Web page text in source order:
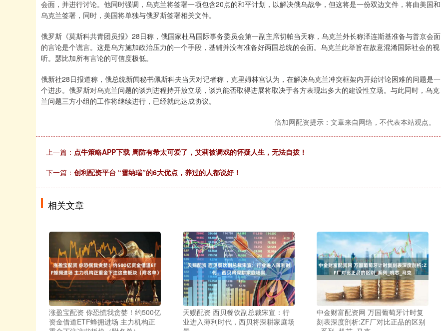
会面，并进行讨论。他同时强调，乌克兰将签署一项包含20点的和平计划，以解决俄乌战争，但这将是一份双边文件，将由美国和
乌克兰签署，同时，美国将单独与俄罗斯签署相关文件。
俄罗斯《莫斯科共青团员报》28日称，俄国家杜马国际事务委员会第一副主席切帕当天称，乌克兰外长称泽连斯基准备与普京会面
的言论是个谎言。这是乌方施加政治压力的一个手段，基辅并没有准备好两国总统的会面。乌克兰此举旨在故意混淆国际社会的视
听。瑟比加所有言论的可信度极低。
俄新社28日报道称，俄总统新闻秘书佩斯科夫当天对记者称，克里姆林宫认为，在解决乌克兰冲突框架内开始讨论困难的问题是一
个进步。俄罗斯对乌克兰问题的谈判进程持开放立场，谈判能否取得进展将取决于各方表现出多大的建设性立场。与此同时，乌克
兰问题三方小组的工作将继续进行，已经就此达成协议。
倍加网配资提示：文章来自网络，不代表本站观点。
上一篇： 点牛策略APP下载 周防有希太可爱了，艾莉被调戏的怀疑人生，无法自拔！
下一篇： 创利配资平台 “雪纳瑞”的6大优点，养过的人都说好！
相关文章
涨盈宝配资 你恐慌我贪婪！约500亿
资金借道ETF蜂拥进场 主力机构正
天赐配资 西贝餐饮副总裁宋宣：行
业进入薄利时代，西贝将深耕家庭场
中金财富配资网 万国葡萄牙计时复
刻表深度剖析:ZF厂对比正品的区别